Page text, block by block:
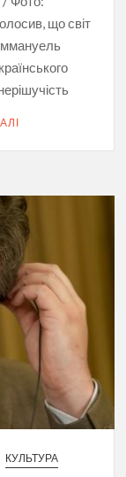
що світ
КУЛЬТУРА